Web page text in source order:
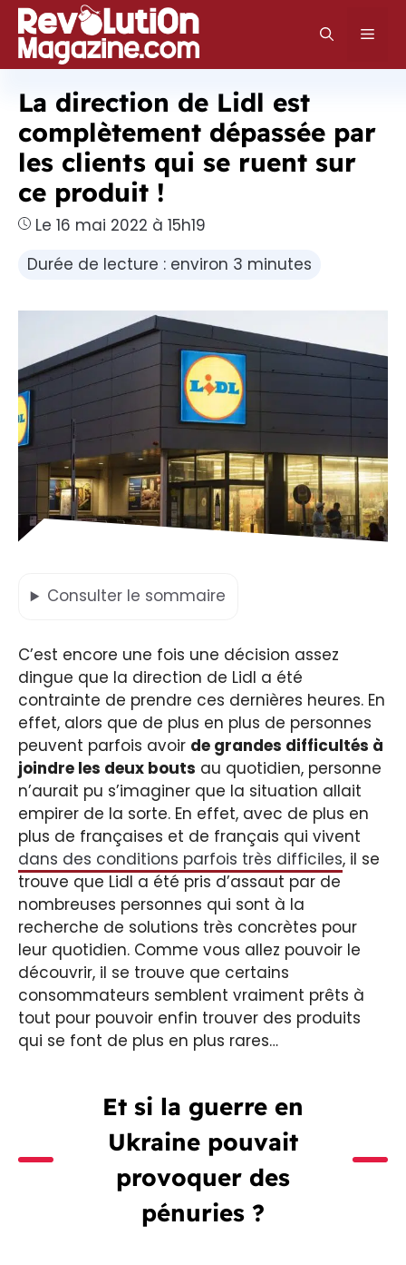
Aller
au
contenu
La direction de Lidl est
complètement dépassée par
les clients qui se ruent sur
ce produit !
Le 16 mai 2022 à 15h19
Durée de lecture : environ 3 minutes
Consulter le sommaire
C’est encore une fois une décision assez
dingue que la direction de Lidl a été
contrainte de prendre ces dernières heures. En
effet, alors que de plus en plus de personnes
peuvent parfois avoir de grandes difficultés à
joindre les deux bouts au quotidien, personne
n’aurait pu s’imaginer que la situation allait
empirer de la sorte. En effet, avec de plus en
plus de françaises et de français qui vivent
dans des conditions parfois très difficiles, il se
trouve que Lidl a été pris d’assaut par de
nombreuses personnes qui sont à la
recherche de solutions très concrètes pour
leur quotidien. Comme vous allez pouvoir le
découvrir, il se trouve que certains
consommateurs semblent vraiment prêts à
tout pour pouvoir enfin trouver des produits
qui se font de plus en plus rares…
Et si la guerre en
Ukraine pouvait
provoquer des
pénuries ?